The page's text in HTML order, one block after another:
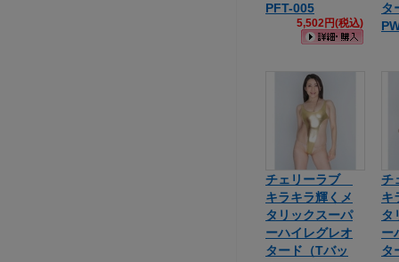
PFT-005
5,502円(税込)
タ
チェリーラブ
キラキラ輝くメ
タリックスーパ
ーハイレグレオ
タード（Tバッ
チ
キ
タ
ー
タ